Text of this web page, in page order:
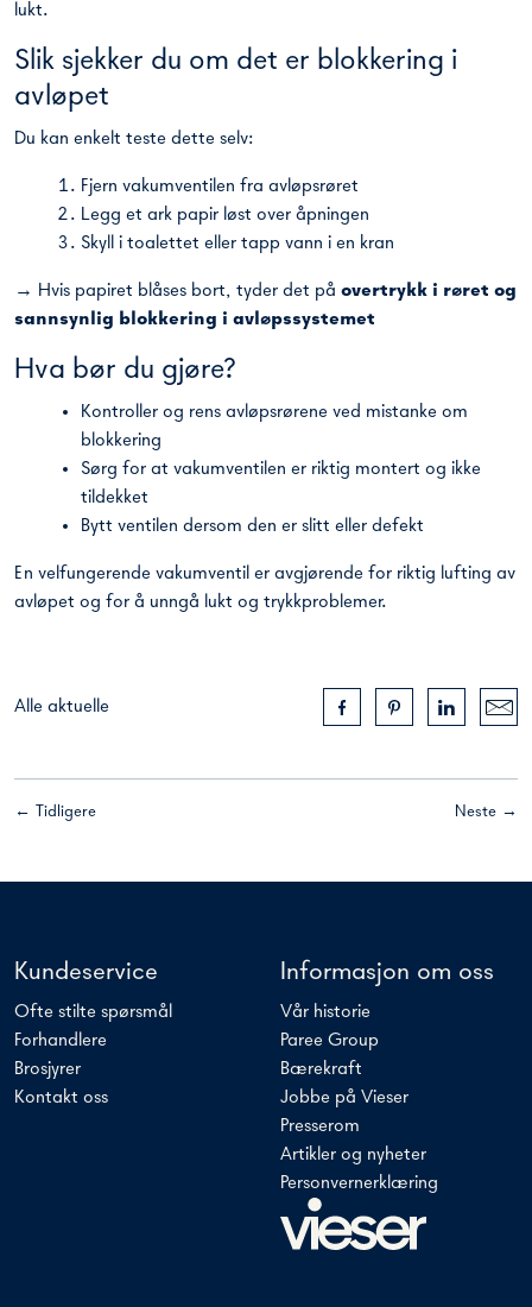
lukt.
Slik sjekker du om det er blokkering i
avløpet
Du kan enkelt teste dette selv:
Fjern vakumventilen fra avløpsrøret
Legg et ark papir løst over åpningen
Skyll i toalettet eller tapp vann i en kran
→ Hvis papiret blåses bort, tyder det på overtrykk i røret og
sannsynlig blokkering i avløpssystemet
Hva bør du gjøre?
Kontroller og rens avløpsrørene ved mistanke om
blokkering
Sørg for at vakumventilen er riktig montert og ikke
tildekket
Bytt ventilen dersom den er slitt eller defekt
En velfungerende vakumventil er avgjørende for riktig lufting av
avløpet og for å unngå lukt og trykkproblemer.
Alle aktuelle
Neste →
← Tidligere
Kundeservice
Ofte stilte spørsmål
Forhandlere
Brosjyrer
Kontakt oss
Informasjon om oss
Vår historie
Paree Group
Bærekraft
Jobbe på Vieser
Presserom
Artikler og nyheter
Personvernerklæring